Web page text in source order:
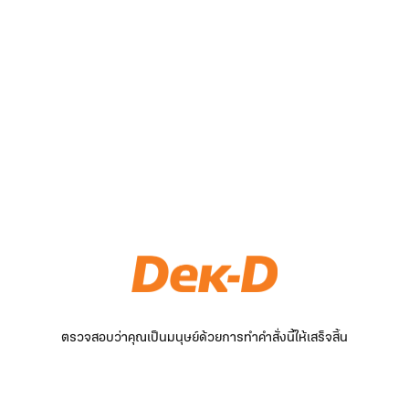
ตรวจสอบว่าคุณเป็นมนุษย์ด้วยการทำคำสั่งนี้ให้เสร็จสิ้น